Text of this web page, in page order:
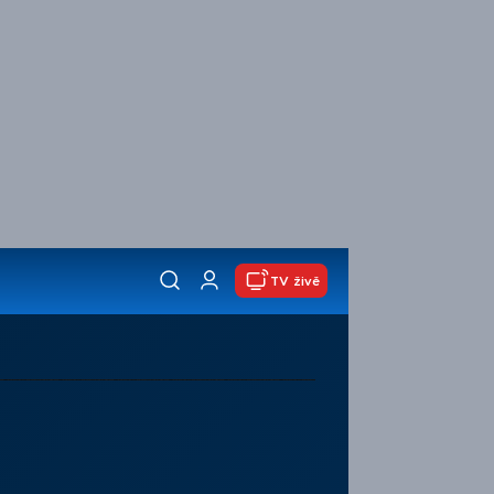
TV živě